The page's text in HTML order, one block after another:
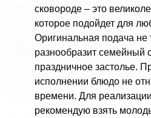
сковороде – это
которое подойдет для
Оригинальная подача не
разнообразит семейный
праздничное застолье.
исполнении блюдо не
времени. Для
рекомендую взять